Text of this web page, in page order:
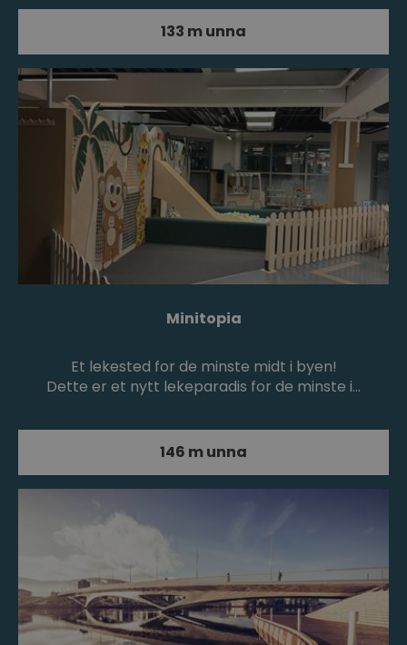
133 m unna
Minitopia
Et lekested for de minste midt i byen!
Dette er et nytt lekeparadis for de minste i…
146 m unna